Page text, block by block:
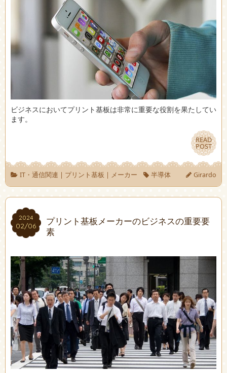
ビジネスにおいてプリント基板は非常に重要な役割を果たしてい
ます。
READ
POST
READ
POST
IT・通信関連 | プリント基板 | メーカー 半導体 Girardo
2024
02/06
2024
02/06
プリント基板メーカーのビジネスの重要要
素